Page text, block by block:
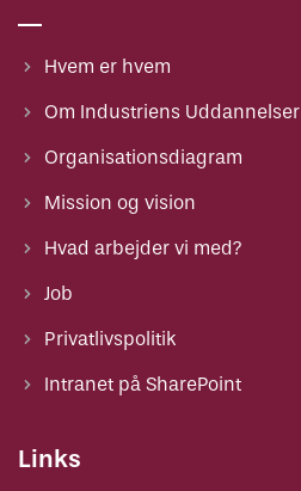
Hvem er hvem
Om Industriens Uddannelser
Organisationsdiagram
Mission og vision
Hvad arbejder vi med?
Job
Privatlivspolitik
Intranet på SharePoint
Links